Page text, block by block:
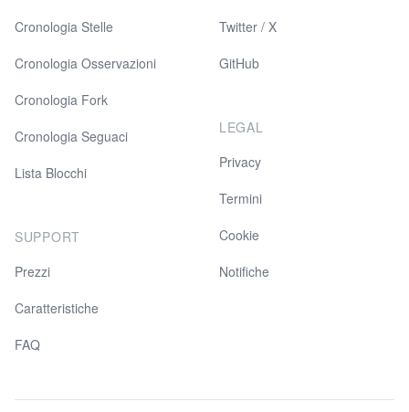
Cronologia Stelle
Cronologia Osservazioni
Cronologia Fork
Cronologia Seguaci
Lista Blocchi
SUPPORT
Prezzi
Caratteristiche
FAQ
Twitter / X
GitHub
LEGAL
Privacy
Termini
Cookie
Notifiche